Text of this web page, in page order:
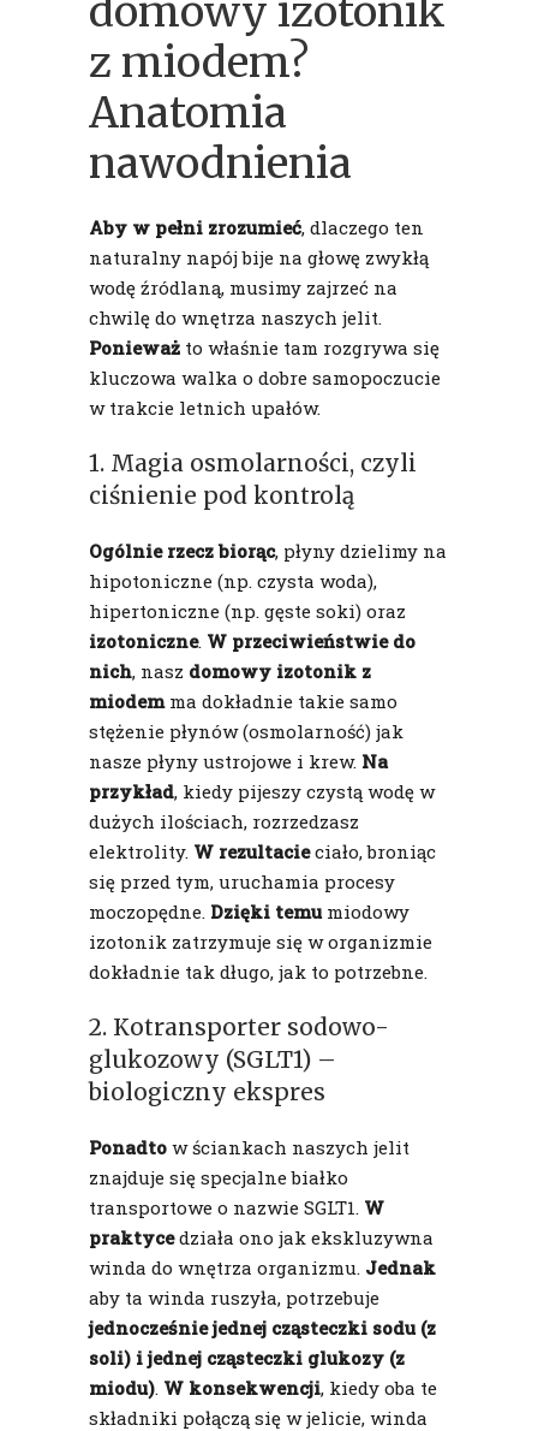
domowy izotonik
z miodem?
Anatomia
nawodnienia
Aby w pełni zrozumieć, dlaczego ten
naturalny napój bije na głowę zwykłą
wodę źródlaną, musimy zajrzeć na
chwilę do wnętrza naszych jelit.
Ponieważ to właśnie tam rozgrywa się
kluczowa walka o dobre samopoczucie
w trakcie letnich upałów.
1. Magia osmolarności, czyli
ciśnienie pod kontrolą
Ogólnie rzecz biorąc, płyny dzielimy na
hipotoniczne (np. czysta woda),
hipertoniczne (np. gęste soki) oraz
izotoniczne. W przeciwieństwie do
nich, nasz domowy izotonik z
miodemma dokładnie takie samo
stężenie płynów (osmolarność) jak
nasze płyny ustrojowe i krew. Na
przykład, kiedy pijeszy czystą wodę w
dużych ilościach, rozrzedzasz
elektrolity. W rezultacieciało, broniąc
się przed tym, uruchamia procesy
moczopędne. Dzięki temu miodowy
izotonik zatrzymuje się w organizmie
dokładnie tak długo, jak to potrzebne.
2. Kotransporter sodowo-
glukozowy (SGLT1) –
biologiczny ekspres
Ponadto w ściankach naszych jelit
znajduje się specjalne białko
transportowe o nazwie SGLT1. W
praktycedziała ono jak ekskluzywna
winda do wnętrza organizmu. Jednak
aby ta winda ruszyła, potrzebuje
jednocześnie jednej cząsteczki sodu (z
soli) i jednej cząsteczki glukozy (z
miodu). W konsekwencji, kiedy oba te
składniki połączą się w jelicie, winda